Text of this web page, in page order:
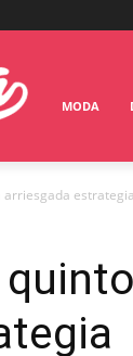
MODA
estrategia